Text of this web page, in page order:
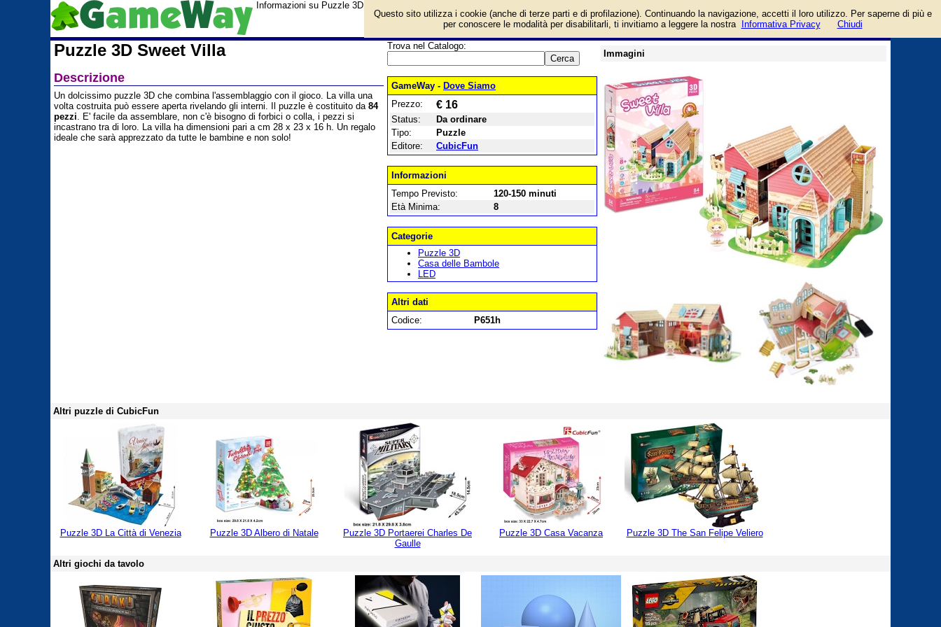
guida
Informazioni su Puzzle 3D Sweet Villa e prezzo di vendita. Prodotto da CubicFun
Puzzle 3D Sweet Villa
Descrizione
Un dolcissimo puzzle 3D che combina l'assemblaggio con il gioco. La villa una
volta costruita può essere aperta rivelando gli interni. Il puzzle è costituito da 84
pezzi. E' facile da assemblare, non c'è bisogno di forbici o colla, i pezzi si
incastrano tra di loro. La villa ha dimensioni pari a cm 28 x 23 x 16 h. Un regalo
ideale che sarà apprezzato da tutte le bambine e non solo!
Trova nel Catalogo:
GameWay - Dove Siamo
Prezzo:
€ 16
Status:
Da ordinare
Tipo:
Puzzle
Editore:
CubicFun
Informazioni
Tempo Previsto:
120-150 minuti
Età Minima:
8
Categorie
Puzzle 3D
Casa delle Bambole
LED
Altri dati
Codice:
P651h
Immagini
Altri puzzle di CubicFun
Puzzle 3D La Città di Venezia Puzzle 3D Albero di Natale
Puzzle 3D Portaerei Charles De
Gaulle
Puzzle 3D Casa Vacanza Puzzle 3D The San Felipe Veliero
Altri giochi da tavolo
Questo sito utilizza i cookie (anche di terze parti e di profilazione). Continuando la navigazione, accetti il loro utilizzo. Per saperne di più e
per conoscere le modalità per disabilitarli, ti invitiamo a leggere la nostra
Informativa Privacy Chiudi